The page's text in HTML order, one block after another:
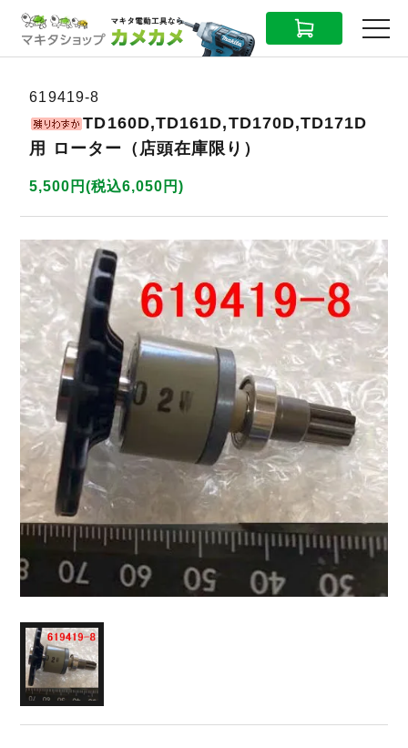
CART MENU
619419-8
TD160D,TD161D,TD170D,TD171D
用 ローター（店頭在庫限り）
5,500円(税込6,050円)